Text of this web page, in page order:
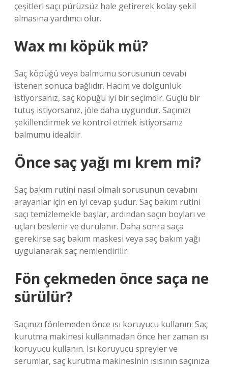
çeşitleri saçı pürüzsüz hale getirerek kolay şekil
almasına yardımcı olur.
Wax mı köpük mü?
Saç köpüğü veya balmumu sorusunun cevabı
istenen sonuca bağlıdır. Hacim ve dolgunluk
istiyorsanız, saç köpüğü iyi bir seçimdir. Güçlü bir
tutuş istiyorsanız, jöle daha uygundur. Saçınızı
şekillendirmek ve kontrol etmek istiyorsanız
balmumu idealdir.
Önce saç yağı mı krem mi?
Saç bakım rutini nasıl olmalı sorusunun cevabını
arayanlar için en iyi cevap şudur. Saç bakım rutini
saçı temizlemekle başlar, ardından saçın boyları ve
uçları beslenir ve durulanır. Daha sonra saça
gerekirse saç bakım maskesi veya saç bakım yağı
uygulanarak saç nemlendirilir.
Fön çekmeden önce saça ne
sürülür?
Saçınızı fönlemeden önce ısı koruyucu kullanın: Saç
kurutma makinesi kullanmadan önce her zaman ısı
koruyucu kullanın. Isı koruyucu spreyler ve
serumlar, saç kurutma makinesinin ısısının saçınıza